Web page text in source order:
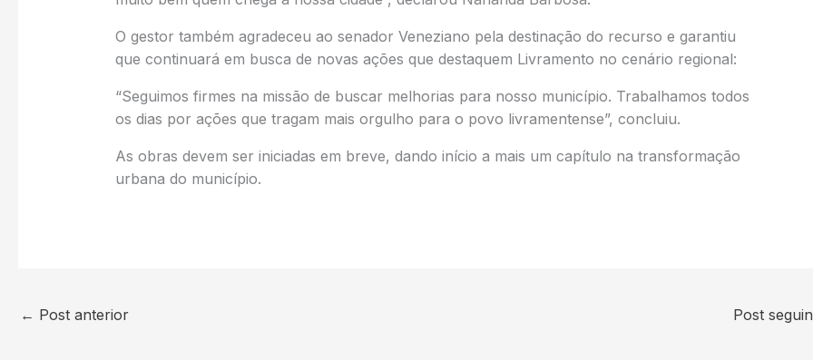
O gestor também agradeceu ao senador Veneziano pela destinação do recurso e garantiu
que continuará em busca de novas ações que destaquem Livramento no cenário regional:
“Seguimos firmes na missão de buscar melhorias para nosso município. Trabalhamos todos
os dias por ações que tragam mais orgulho para o povo livramentense”, concluiu.
As obras devem ser iniciadas em breve, dando início a mais um capítulo na transformação
urbana do município.
← Post anterior Post